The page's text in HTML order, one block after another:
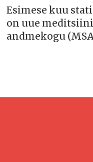
Esimese kuu
on uue
andmekogu